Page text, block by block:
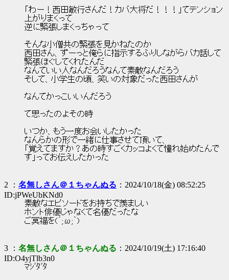
「わー！西田敏行さんだ！カバ大将だ！！！」てテンション
上がりまくって
逆に緊張しまくっちゃって
そんな小僧共の緊張を見かねたのか
西田さん、ずーっと俺らに指示するふりしながらバカ話して
緊張ほぐしてくれたんだ
なんていい人なんだろうなんて素敵なんだろう
そして、小学生の頃、笑いの対象だった西田さんが
なんてかっこいいんだろう
て思ったのよその時
いつか、もう一度お会いしたかった
なんらかの形で一緒に仕事させて頂いて、
「覚えてますか？あの時すごくカッコよくて憧れ始めたんで
す」ってお伝えしたかった
2 ： 名無しさん＠１ちゃんぬる ：2024/10/18(金) 08:52:25
ID:jPWeUbKNd0
素敵なエピソードをお持ちで羨ましい
ホント俳優じゃなくて名優だったな
ご冥福を(´;ω;｀)
3 ： 名無しさん＠１ちゃんぬる ：2024/10/19(土) 17:16:40
ID:O4yjTlb3n0
ﾏｼﾞﾀﾞﾀ